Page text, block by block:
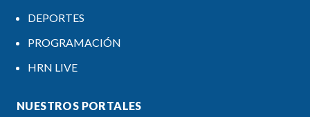
DEPORTES
PROGRAMACIÓN
HRN LIVE
NUESTROS PORTALES